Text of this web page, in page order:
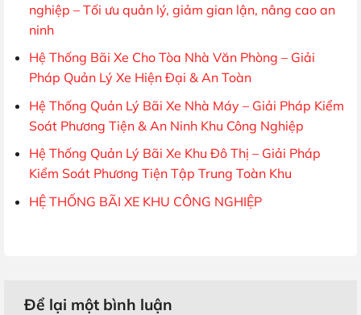
nghiệp – Tối ưu quản lý, giảm gian lận, nâng cao an
ninh
Hệ Thống Bãi Xe Cho Tòa Nhà Văn Phòng – Giải
Pháp Quản Lý Xe Hiện Đại & An Toàn
Hệ Thống Quản Lý Bãi Xe Nhà Máy – Giải Pháp Kiểm
Soát Phương Tiện & An Ninh Khu Công Nghiệp
Hệ Thống Quản Lý Bãi Xe Khu Đô Thị – Giải Pháp
Kiểm Soát Phương Tiện Tập Trung Toàn Khu
HỆ THỐNG BÃI XE KHU CÔNG NGHIỆP
Để lại một bình luận